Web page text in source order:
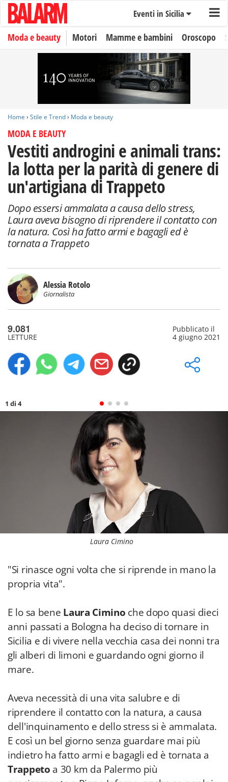
Eventi in Sicilia
Moda e beauty Motori Mamme e bambini Oroscopo
Home › Stile e Trend› Moda e beauty
MODA E BEAUTY
Vestiti androgini e animali trans:
la lotta per la parità di genere di
un'artigiana di Trappeto
Dopo essersi ammalata a causa dello stress,
Laura aveva bisogno di riprendere il contatto con
la natura. Così ha fatto armi e bagagli ed è
tornata a Trappeto
Alessia Rotolo
Giornalista
9.081
LETTURE
Pubblicato il
4 giugno 2021
1 di 4
Laura Cimino
"Si rinasce ogni volta che si riprende in mano la
propria vita".
E lo sa bene Laura Cimino che dopo quasi dieci
anni passati a Bologna ha deciso di tornare in
Sicilia e di vivere nella vecchia casa dei nonni tra
gli alberi di limoni e guardando ogni giorno il
mare.
Aveva necessità di una vita salubre e di
riprendere il contatto con la natura, a causa
dell'inquinamento e dello stress si è ammalata.
E così un bel giorno senza guardare mai più
indietro ha fatto armi e bagagli ed è tornata a
Trappeto a 30 km da Palermo più